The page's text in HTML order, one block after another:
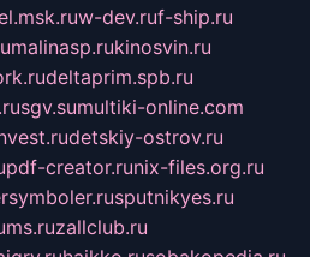
w-dev.ruf-ship.ru
malinasp.rukinosvin.ru
deltaprim.spb.ru
sgv.sumultiki-online.com
detskiy-ostrov.ru
pdf-creator.runix-files.org.ru
sputnikyes.ru
zallclub.ru